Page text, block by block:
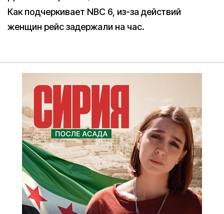
Как подчеркивает NBC 6, из-за действий
женщин рейс задержали на час.